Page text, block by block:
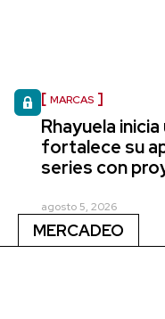
MARCAS
Rhayuela
fortalece su
series con
agosto 5, 2026
MERCADEO